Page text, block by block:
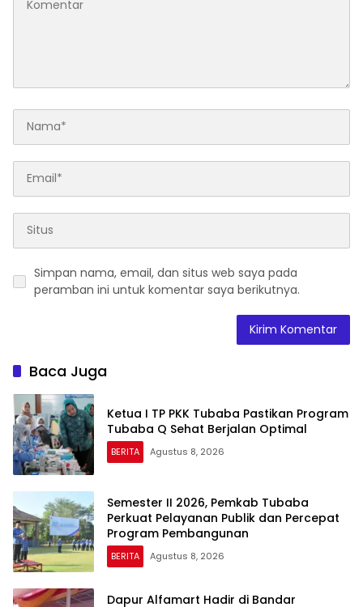
Simpan nama, email, dan situs web saya pada
peramban ini untuk komentar saya berikutnya.
Baca Juga
Ketua I TP PKK Tubaba Pastikan Program
Tubaba Q Sehat Berjalan Optimal
BERITA Agustus 8, 2026
Semester II 2026, Pemkab Tubaba
Perkuat Pelayanan Publik dan Percepat
Program Pembangunan
BERITA Agustus 8, 2026
Dapur Alfamart Hadir di Bandar